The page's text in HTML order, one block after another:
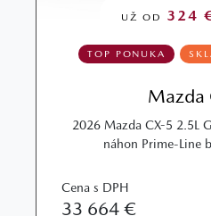
UŽ OD 324
TOP PONUKA
Mazda
2026 Mazda CX-5 2.5L
náhon Prime-Line
Cena s DPH
33 664 €